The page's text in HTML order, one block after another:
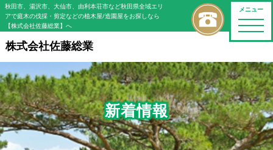
メニュー
toggle
秋田市、湯沢市、大仙市、由利本荘市など秋田県全域エリ
アで庭木の伐採・剪定などの植木屋/造園屋をお探しなら
【株式会社佐藤総業】へ
株式会社佐藤総業
新着情報